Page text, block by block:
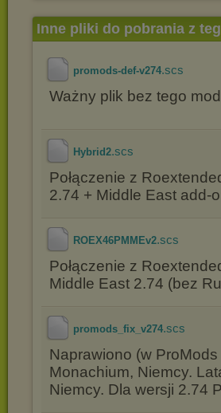
Inne pliki do pobrania z
promods-def-v274.scs
Ważny plik bez tego
Hybrid2.scs
Połączenie z
2.74 + Middle East add-
ROEX46PMMEv2.scs
Połączenie z
Middle East 2.74 (bez
promods_fix_v274.scs
Naprawiono (w
Monachium, Niemcy.
Niemcy. Dla wersji 2.74